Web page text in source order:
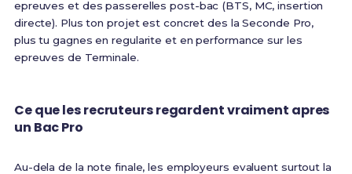
epreuves et des passerelles post-bac (BTS, MC, insertion
directe). Plus ton projet est concret des la Seconde Pro,
plus tu gagnes en regularite et en performance sur les
epreuves de Terminale.
Ce que les recruteurs regardent vraiment apres
un Bac Pro
Au-dela de la note finale, les employeurs evaluent surtout la